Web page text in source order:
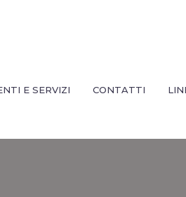
E SERVIZI CONTATTI